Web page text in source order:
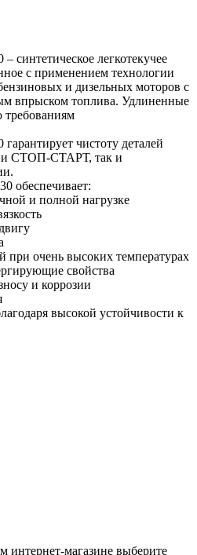
синтетическое легкотекучее
с применением технологии
и дизельных моторов с
впрыском топлива. Удлиненные
требованиям
чистоту деталей
СТОП-СТАРТ, так и
обеспечивает:
и полной нагрузке
при очень высоких температурах
свойства
и коррозии
высокой устойчивости к
интернет-магазине выберите